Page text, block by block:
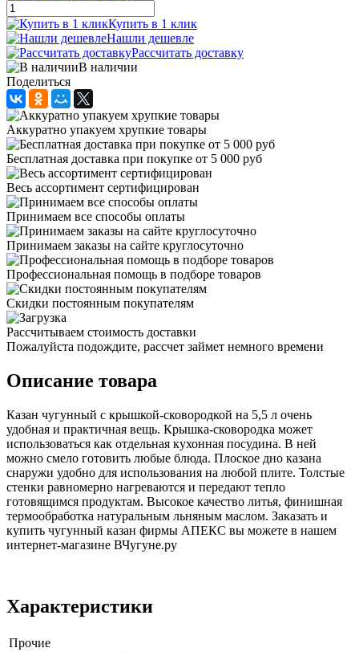
Купить в 1 клик
Нашли дешевле
Рассчитать доставку
В наличии
Поделиться
Аккуратно упакуем хрупкие товары
Бесплатная доставка при покупке от 5 000 руб
Весь ассортимент сертифицирован
Принимаем все способы оплаты
Принимаем заказы на сайте круглосуточно
Профессиональная помощь в подборе товаров
Скидки постоянным покупателям
Рассчитываем стоимость доставки
Пожалуйста подождите, рассчет займет немного времени
Описание товара
Казан чугунный с крышкой-сковородкой на 5,5 л очень
удобная и практичная вещь. Крышка-сковородка может
использоваться как отдельная кухонная посудина. В ней
можно смело готовить любые блюда. Плоское дно казана
снаружи удобно для использования на любой плите. Толстые
стенки равномерно нагреваются и передают тепло
готовящимся продуктам. Высокое качество литья, финишная
термообработка натуральным льняным маслом. Заказать и
купить чугунный казан фирмы АПЕКС вы можете в нашем
интернет-магазине ВЧугуне.ру
Характеристики
Прочие